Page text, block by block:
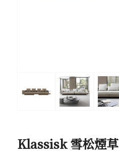
Klassisk 雪松煙草